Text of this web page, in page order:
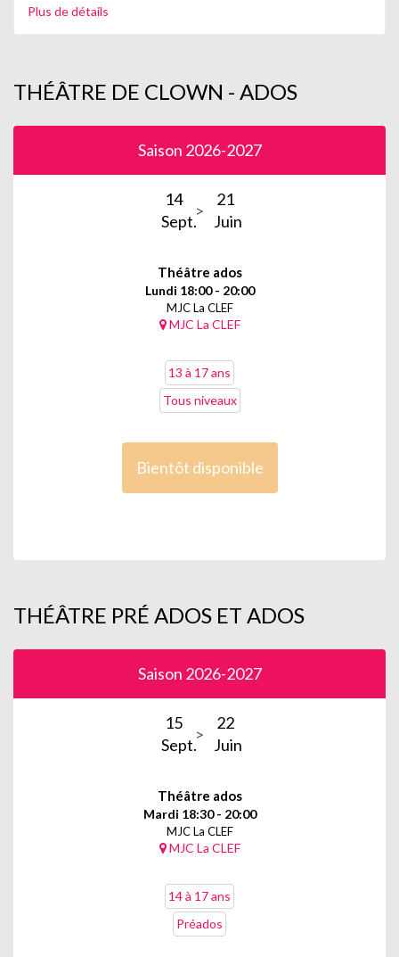
participants de se retrouver chaque semaine pour mettre en
de ce parcours le plaisir du théâtre sous toutes ses formes.
proposés et des aménagements d’horaires mis en place.
Certaines séances peuvent être reportées et/ou regroupées.
Il est indispensable que l’adhérent investi dans ces projets
collectifs s’engage à respecter les plannings proposés afin de
garantir par sa présence leur réalisation.
l’acteur : la voix, le corps, la respiration ainsi que des exercices
sur l’espace, l’écoute, la confiance et l’interprétation.
Improvisations et textes sont au programme afin de préparer
au mieux les élèves à monter sur scène. Des petites
Plus de détails
THÉÂTRE DE CLOWN - ADOS
Saison 2026-2027
14
Sept.
21
Juin
Théâtre ados
Lundi 18:00 - 20:00
MJC La CLEF
MJC La CLEF
13 à 17 ans
Tous niveaux
Bientôt disponible
THÉÂTRE PRÉ ADOS ET ADOS
Saison 2026-2027
15
Sept.
22
Juin
Théâtre ados
Mardi 18:30 - 20:00
MJC La CLEF
MJC La CLEF
14 à 17 ans
Préados